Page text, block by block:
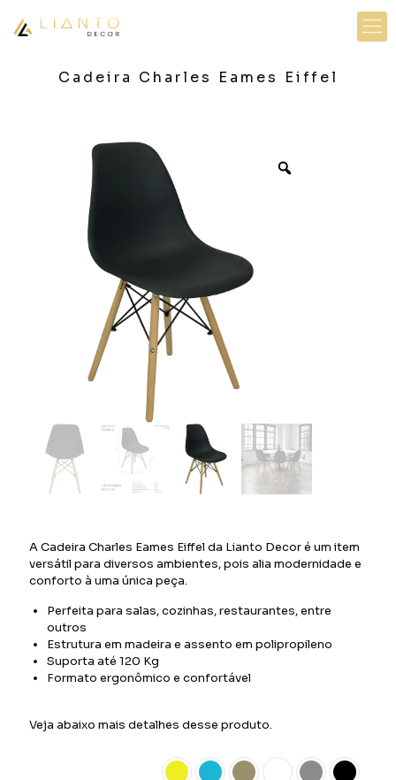
Cadeira Charles Eames Eiffel
A Cadeira Charles Eames Eiffel da Lianto Decor é um item
versátil para diversos ambientes, pois alia modernidade e
conforto à uma única peça.
Perfeita para salas, cozinhas, restaurantes, entre
outros
Estrutura em madeira e assento em polipropileno
Suporta até 120 Kg
Formato ergonômico e confortável
Veja abaixo mais detalhes desse produto.